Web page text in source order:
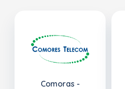
Comoras -